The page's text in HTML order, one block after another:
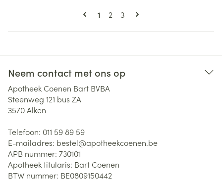
Pagina's
U lees momenteel pagina
1 Pagina
2 Pagina
3
Neem contact met ons op
Apotheek Coenen Bart BVBA
Steenweg 121 bus ZA
3570Alken
Telefoon: 011 59 89 59
E-mailadres: bestel@apotheekcoenen.be
APB nummer: 730101
Apotheek titularis: Bart Coenen
BTW nummer: BE0809150442